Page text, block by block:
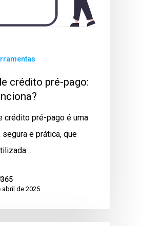
crédito pré-pago:
crédito pré-pago é uma
e prática, que
abril de 2025